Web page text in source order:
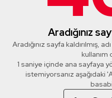
Aradığınız
Aradığınız sayfa kaldırılmış,
kullanım
1 saniye içinde ana sayfaya
istemiyorsanız aşağıdaki